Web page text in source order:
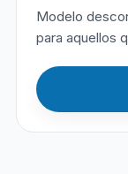
Modelo
para aquellos